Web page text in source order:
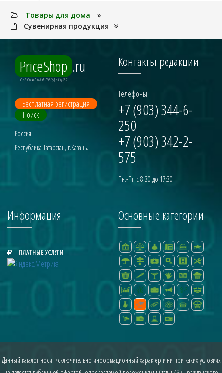
Товары для дома
»
Сувенирная продукция
PriceShop .ru
СУВЕНИРНАЯ ПРОДУКЦИЯ
Бесплатная регистрация
Поиск
Россия
Республика Татарстан, г.Казань.
Контакты редакции
Телефоны
+7 (903) 344-6-
250
+7 (903) 342-2-
575
Пн.-Пт. с 8:30 до 17:30
Информация
ПЛАТНЫЕ УСЛУГИ
Основные категории
Данный каталог носит исключительно информационный характер и ни при каких условиях